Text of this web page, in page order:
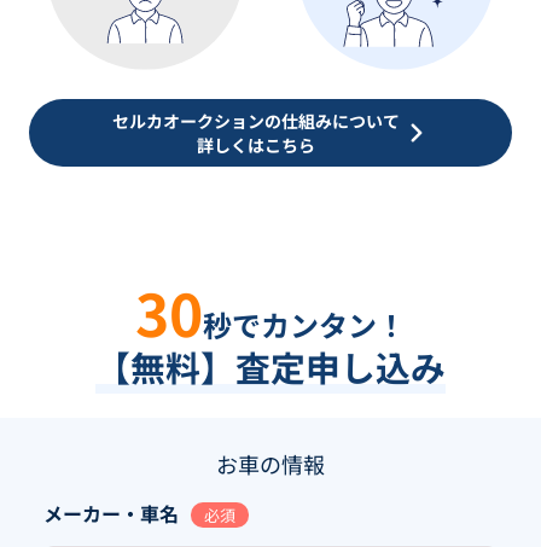
セルカオークションの仕組みについて
詳しくはこちら
30秒でカンタン！
【無料】査定申し込み
お車の情報
メーカー・車名 必須